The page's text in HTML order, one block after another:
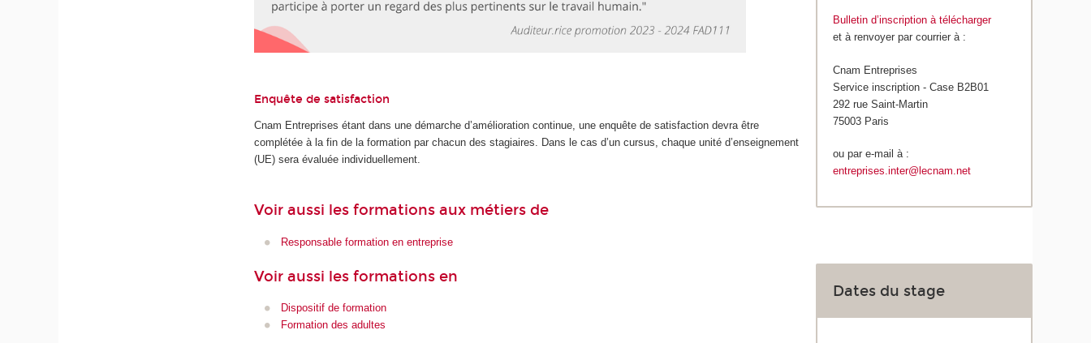
Enquête de satisfaction
Cnam Entreprises étant dans une démarche d’amélioration continue, une enquête de satisfaction devra être
complétée à la fin de la formation par chacun des stagiaires. Dans le cas d’un cursus, chaque unité d’enseignement
(UE) sera évaluée individuellement.
Voir aussi les formations aux métiers de
Responsable formation en entreprise
Voir aussi les formations en
Dispositif de formation
Formation des adultes
Bulletin d’inscription à télécharger
et à renvoyer par courrier à :
Cnam Entreprises
Service inscription - Case B2B01
292 rue Saint-Martin
75003 Paris
ou par e-mail à :
entreprises.inter@lecnam.net
Dates du stage